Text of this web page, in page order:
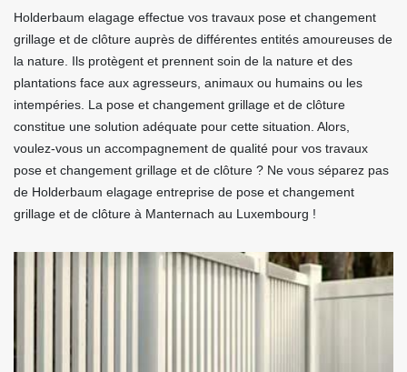
Holderbaum elagage effectue vos travaux pose et changement
grillage et de clôture auprès de différentes entités amoureuses de
la nature. Ils protègent et prennent soin de la nature et des
plantations face aux agresseurs, animaux ou humains ou les
intempéries. La pose et changement grillage et de clôture
constitue une solution adéquate pour cette situation. Alors,
voulez-vous un accompagnement de qualité pour vos travaux
pose et changement grillage et de clôture ? Ne vous séparez pas
de Holderbaum elagage entreprise de pose et changement
grillage et de clôture à Manternach au Luxembourg !